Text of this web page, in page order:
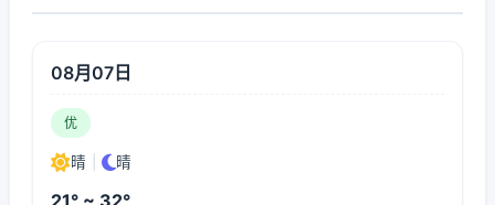
08月07日
优
晴 晴
21° ~ 32°